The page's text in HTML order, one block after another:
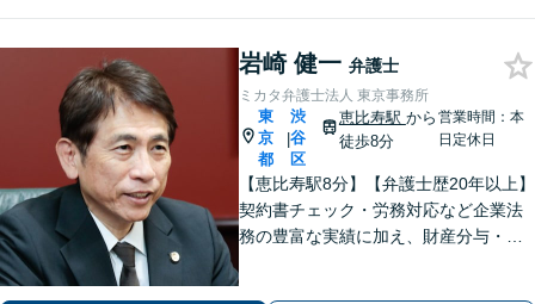
岩崎 健一 弁護士
ミカタ弁護士法人 東京事務所
東
京
都
|
渋
谷
区
恵比寿駅 から
徒歩8分
営業時間：本
日定休日
【恵比寿駅8分】【弁護士歴20年以上】
契約書チェック・労務対応など企業法
務の豊富な実績に加え、財産分与・親